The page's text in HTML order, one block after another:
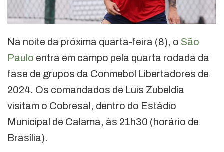
Na noite da próxima quarta-feira (8), o São
Paulo entra em campo pela quarta rodada da
fase de grupos da Conmebol Libertadores de
2024. Os comandados de Luis Zubeldía
visitam o Cobresal, dentro do Estádio
Municipal de Calama, às 21h30 (horário de
Brasília).